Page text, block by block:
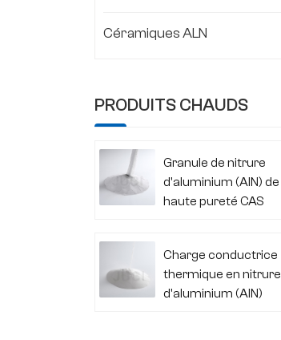
Céramiques ALN
PRODUITS CHAUDS
Granule de nitrure
d'aluminium (AlN) de
haute pureté CAS
Charge conductrice
thermique en nitrure
d'aluminium (AlN)